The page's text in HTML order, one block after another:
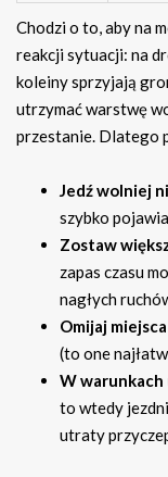
Chodzi o to, aby na
reakcji sytuacji: na
koleiny sprzyjają
utrzymać warstwę
przestanie. Dlatego
Jedź wolniej
szybko
Zostaw
zapas czasu
nagłych
Omijaj
(to one
W warunkach
to wtedy
utraty